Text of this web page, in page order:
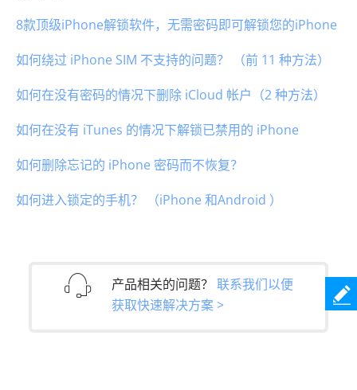
8款顶级iPhone解锁软件，无需密码即可解锁您的iPhone
如何绕过 iPhone SIM 不支持的问题？ （前 11 种方法）
如何在没有密码的情况下删除 iCloud 帐户（2 种方法）
如何在没有 iTunes 的情况下解锁已禁用的 iPhone
如何删除忘记的 iPhone 密码而不恢复？
如何进入锁定的手机？ （iPhone 和Android ）
产品相关的问题？ 联系我们以便
获取快速解决方案 >